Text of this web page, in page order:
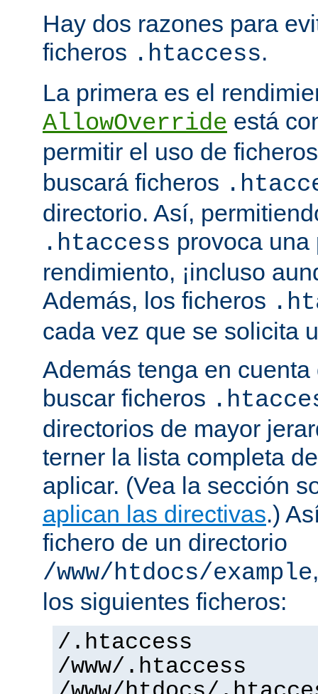
Hay dos razones para
ficheros .htaccess.
La primera es el
AllowOverride está
permitir el uso de
buscará ficheros
directorio. Así,
.htaccess provoca una
rendimiento, ¡incluso
Además, los ficheros
cada vez que se solicita
Además tenga en
buscar ficheros
directorios de mayor
terner la lista completa
aplicar. (Vea la sección
aplican las directivas.)
fichero de un directorio
/www/htdocs/example
los siguientes ficheros:
/.htaccess
/www/.htaccess